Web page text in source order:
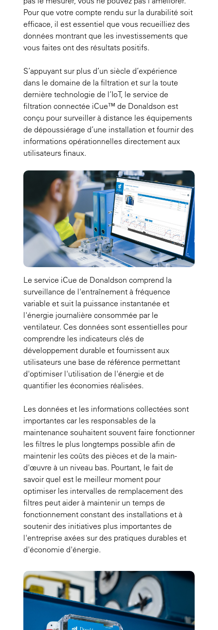
Pour que votre compte rendu sur la durabilité soit
efficace, il est essentiel que vous recueilliez des
données montrant que les investissements que
vous faites ont des résultats positifs.
S’appuyant sur plus d’un siècle d’expérience
dans le domaine de la filtration et sur la toute
dernière technologie de l’IoT, le service de
filtration connectée iCue™ de Donaldson est
conçu pour surveiller à distance les équipements
de dépoussiérage d’une installation et fournir des
informations opérationnelles directement aux
utilisateurs finaux.
Le service iCue de Donaldson comprend la
surveillance de l'entraînement à fréquence
variable et suit la puissance instantanée et
l'énergie journalière consommée par le
ventilateur. Ces données sont essentielles pour
comprendre les indicateurs clés de
développement durable et fournissent aux
utilisateurs une base de référence permettant
d'optimiser l'utilisation de l'énergie et de
quantifier les économies réalisées.
Les données et les informations collectées sont
importantes car les responsables de la
maintenance souhaitent souvent faire fonctionner
les filtres le plus longtemps possible afin de
maintenir les coûts des pièces et de la main-
d'œuvre à un niveau bas. Pourtant, le fait de
savoir quel est le meilleur moment pour
optimiser les intervalles de remplacement des
filtres peut aider à maintenir un temps de
fonctionnement constant des installations et à
soutenir des initiatives plus importantes de
l'entreprise axées sur des pratiques durables et
d'économie d'énergie.